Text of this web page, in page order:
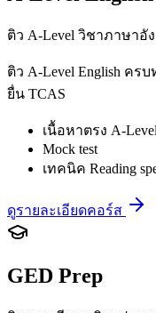
ติว A-Level วิชาภาษาอั
ติว A-Level English คร
ยื่น TCAS
เนื้อหาตรง A-Level
Mock test
เทคนิค Reading
ดูรายละเอียดคอร์ส
GED Prep